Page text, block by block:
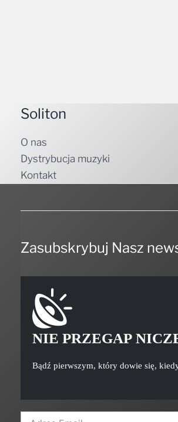
Soliton
O nas
Dystrybucja muzyki
Kontakt
Zasubskrybuj Nasz
NIE PRZEGAP
Bądź pierwszym, który dowie się,